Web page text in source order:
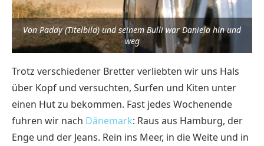
Von Paddy (Titelbild) und seinem Bulli war Daniela hin und
weg
Trotz verschiedener Bretter verliebten wir uns Hals
über Kopf und versuchten, Surfen und Kiten unter
einen Hut zu bekommen. Fast jedes Wochenende
fuhren wir nach Dänemark: Raus aus Hamburg, der
Enge und der Jeans. Rein ins Meer, in die Weite und in